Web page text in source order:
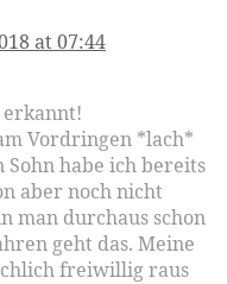
at 07:44
erkannt!
Vordringen *lach*
habe ich bereits
aber noch nicht
man durchaus schon
geht das. Meine
freiwillig raus